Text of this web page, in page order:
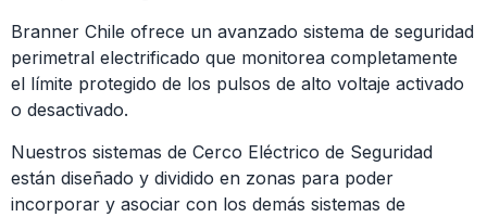
Branner Chile ofrece un avanzado sistema de seguridad
perimetral electrificado que monitorea completamente
el límite protegido de los pulsos de alto voltaje activado
o desactivado.
Nuestros sistemas de Cerco Eléctrico de Seguridad
están diseñado y dividido en zonas para poder
incorporar y asociar con los demás sistemas de